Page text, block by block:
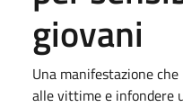
giovani
Una manifestazione
alle vittime e infondere